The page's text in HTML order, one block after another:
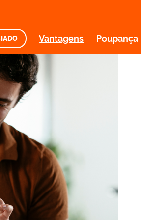
Vantagens Poupança